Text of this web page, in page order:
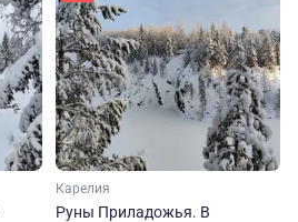
Карелия
Руны Приладожья. В